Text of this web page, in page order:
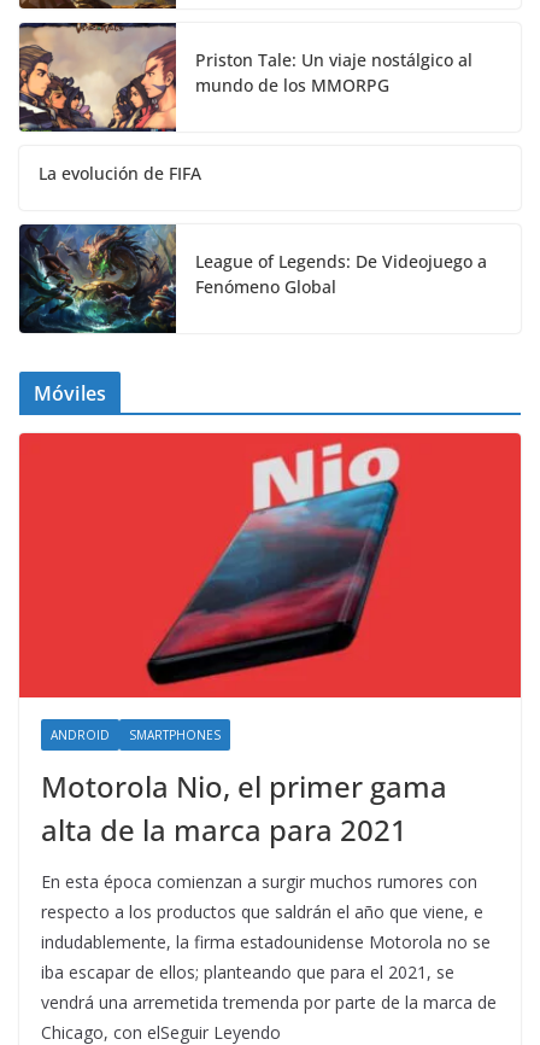
Priston Tale: Un viaje nostálgico al
mundo de los MMORPG
La evolución de FIFA
League of Legends: De Videojuego a
Fenómeno Global
Móviles
ANDROID SMARTPHONES
Motorola Nio, el primer gama
alta de la marca para 2021
En esta época comienzan a surgir muchos rumores con
respecto a los productos que saldrán el año que viene, e
indudablemente, la firma estadounidense Motorola no se
iba escapar de ellos; planteando que para el 2021, se
vendrá una arremetida tremenda por parte de la marca de
Chicago, con elSeguir Leyendo